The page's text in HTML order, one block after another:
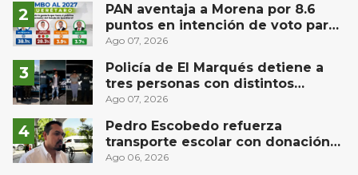
PAN aventaja a Morena por 8.6
puntos en intención de voto para
gubernatura de Querétaro, según
Ago 07, 2026
Policía de El Marqués detiene a
tres personas con distintos
narcóticos
Ago 07, 2026
Pedro Escobedo refuerza
transporte escolar con donación
de camión de Flecha Amarilla para
Ago 06, 2026